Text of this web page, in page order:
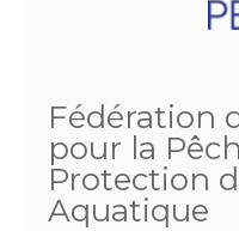
Fédération
pour la
Protection
Aquatique